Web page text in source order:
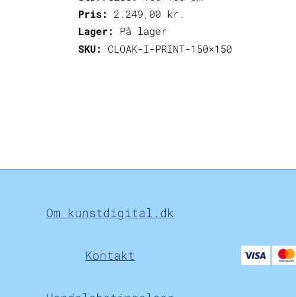
Pris:
2.249,00 kr.
Lager:
På lager
SKU:
CLOAK-I-PRINT-150×150
Om kunstdigital.dk
Kontakt